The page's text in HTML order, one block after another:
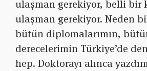
ulaşman gerekiyor, belli bir
ulaşman gerekiyor. Neden
bütün diplomalarımın,
derecelerimin Türkiye’de
hep. Doktorayı alınca